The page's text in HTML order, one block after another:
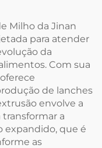
Milho da Jinan
para atender
da
Com sua
de lanches
envolve a
transformar a
que é
as